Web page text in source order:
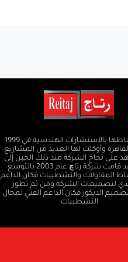
بدأت نشاطها بالأستشارات الهندسية في 1999
وأوكلت لها العديد من المشاريع
على نجاح الشركة منذ ذلك الحين إلى
الآن .وقد قامت شركة رتاچ عام 2003 بالتوسع
المقاولات والتشطيبات فكان الداعم
لتصميمات الشركة ومن ثم تطور
الديكور فكان الداعم الفني لمجال
التشطيبات